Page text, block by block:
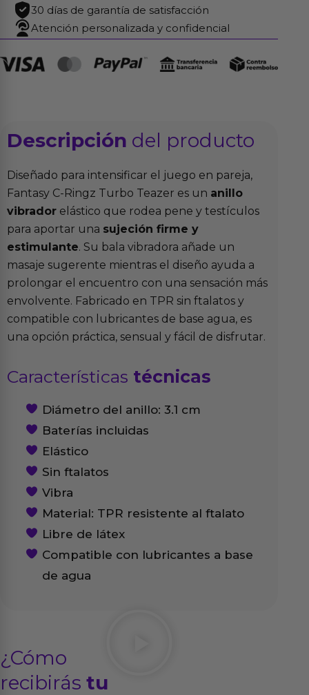
30 días de garantía de satisfacción
Atención personalizada y confidencial
Descripción del producto
Diseñado para intensificar el juego en pareja,
Fantasy C-Ringz Turbo Teazer es un anillo
vibrador elástico que rodea pene y testículos
para aportar una sujeción firme y
estimulante. Su bala vibradora añade un
masaje sugerente mientras el diseño ayuda a
prolongar el encuentro con una sensación más
envolvente. Fabricado en TPR sin ftalatos y
compatible con lubricantes de base agua, es
una opción práctica, sensual y fácil de disfrutar.
Características técnicas
Diámetro del anillo: 3.1 cm
Baterías incluidas
Elástico
Sin ftalatos
Vibra
Material: TPR resistente al ftalato
Libre de látex
Compatible con lubricantes a base
de agua
¿Cómo
recibirás tu